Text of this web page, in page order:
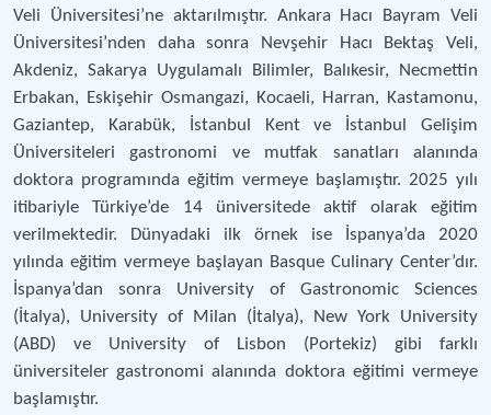
Veli Üniversitesi’ne aktarılmıştır. Ankara Hacı Bayram Veli
Üniversitesi’nden daha sonra Nevşehir Hacı Bektaş Veli,
Akdeniz, Sakarya Uygulamalı Bilimler, Balıkesir, Necmettin
Erbakan, Eskişehir Osmangazi, Kocaeli, Harran, Kastamonu,
Gaziantep, Karabük, İstanbul Kent ve İstanbul Gelişim
Üniversiteleri gastronomi ve mutfak sanatları alanında
doktora programında eğitim vermeye başlamıştır. 2025 yılı
itibariyle Türkiye’de 14 üniversitede aktif olarak eğitim
verilmektedir. Dünyadaki ilk örnek ise İspanya’da 2020
yılında eğitim vermeye başlayan Basque Culinary Center’dır.
İspanya’dan sonra University of Gastronomic Sciences
(İtalya), University of Milan (İtalya), New York University
(ABD) ve University of Lisbon (Portekiz) gibi farklı
üniversiteler gastronomi alanında doktora eğitimi vermeye
başlamıştır.